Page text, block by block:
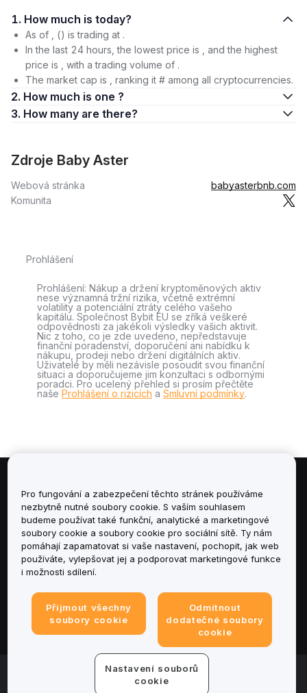
1. How much is today?
As of , () is trading at .
In the last 24 hours, the lowest price is , and the highest
price is , with a trading volume of .
The market cap is , ranking it # among all cryptocurrencies.
2. How much is one ?
3. How many are there?
Zdroje Baby Aster
Webová stránka
babyasterbnb.com
Komunita
Prohlášení
Prohlášení: Nákup a držení kryptoměnových aktiv
nese významná tržní rizika, včetně extrémní
volatility a potenciální ztráty celého vašeho
kapitálu. Společnost Bybit EU se zříká veškeré
odpovědnosti za jakékoli výsledky vašich aktivit.
Nic z toho, co je zde uvedeno, nepředstavuje
finanční poradenství, doporučení ani nabídku k
nákupu, prodeji nebo držení digitálních aktiv.
Uživatelé by měli nezávisle posoudit svou finanční
situaci a doporučujeme jim konzultaci s odbornými
poradci. Pro ucelený přehled si prosím přečtěte
naše Prohlášení o rizicích a Smluvní podmínky.
Informace
Služby
podpora
Právní informace
© 2025-2026 Bybit.eu. All rights reserved.
Podmínky poskytování služeb
Podmínky ochrany
Pro fungování a zabezpečení těchto stránek používáme
nezbytně nutné soubory cookie. S vaším souhlasem
budeme používat také funkční, analytické a marketingové
soubory cookie a soubory cookie pro sociální sítě. Ty nám
pomáhají zapamatovat si vaše nastavení, pochopit, jak web
používáte, vylepšovat jej a podporovat marketingové funkce
i možnosti sdílení.
Přijmout všechny
soubory cookie
Odmítnout
dodatečné soubory
cookie
Nastavení souborů
cookie